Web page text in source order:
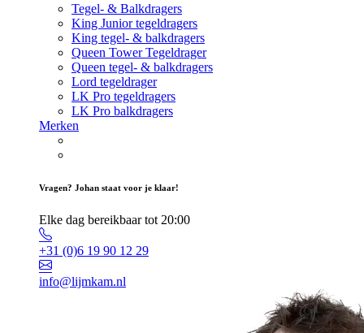
Tegel- & Balkdragers
King Junior tegeldragers
King tegel- & balkdragers
Queen Tower Tegeldrager
Queen tegel- & balkdragers
Lord tegeldrager
LK Pro tegeldragers
LK Pro balkdragers
Merken
Vragen? Johan staat voor je klaar!
Elke dag bereikbaar tot 20:00
+31 (0)6 19 90 12 29
info@lijmkam.nl